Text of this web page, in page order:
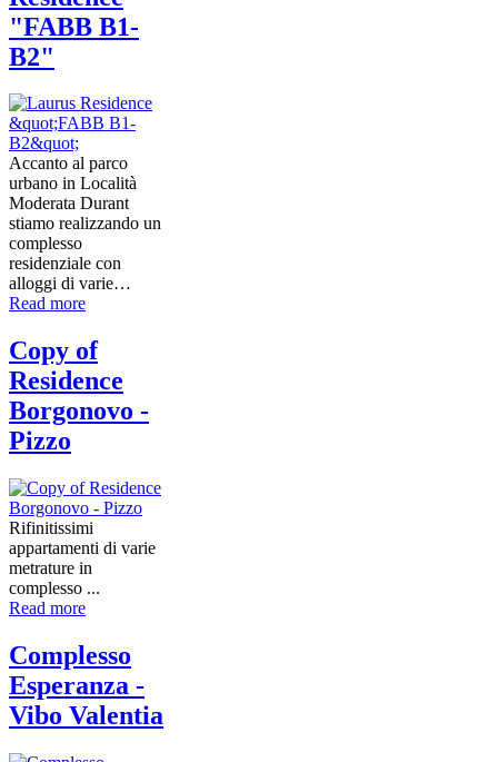
"FABB B1-
B2"
Accanto al parco
urbano in Località
Moderata Durant
stiamo realizzando un
complesso
residenziale con
alloggi di varie…
Read more
Copy of
Residence
Borgonovo -
Pizzo
Rifinitissimi
appartamenti di varie
metrature in
complesso ...
Read more
Complesso
Esperanza -
Vibo Valentia